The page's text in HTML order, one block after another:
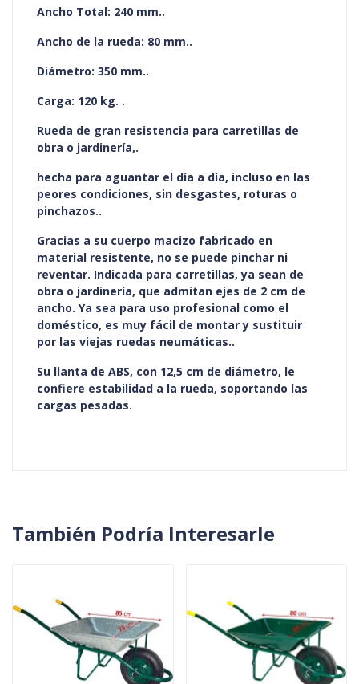
Ancho Total: 240 mm..
Ancho de la rueda: 80 mm..
Diámetro: 350 mm..
Carga: 120 kg. .
Rueda de gran resistencia para carretillas de
obra o jardinería,.
hecha para aguantar el día a día, incluso en las
peores condiciones, sin desgastes, roturas o
pinchazos..
Gracias a su cuerpo macizo fabricado en
material resistente, no se puede pinchar ni
reventar. Indicada para carretillas, ya sean de
obra o jardinería, que admitan ejes de 2 cm de
ancho. Ya sea para uso profesional como el
doméstico, es muy fácil de montar y sustituir
por las viejas ruedas neumáticas..
Su llanta de ABS, con 12,5 cm de diámetro, le
confiere estabilidad a la rueda, soportando las
cargas pesadas.
También Podría Interesarle